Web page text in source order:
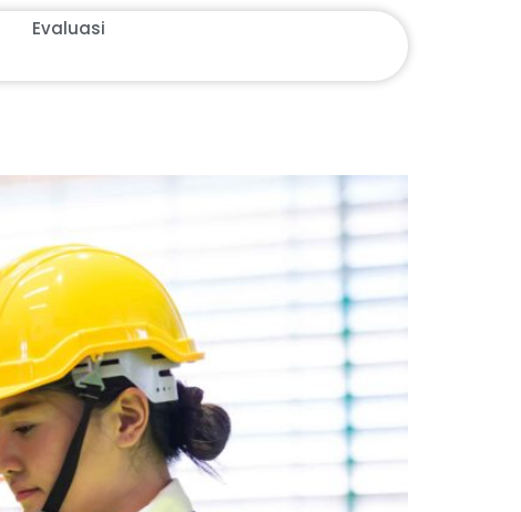
Evaluasi